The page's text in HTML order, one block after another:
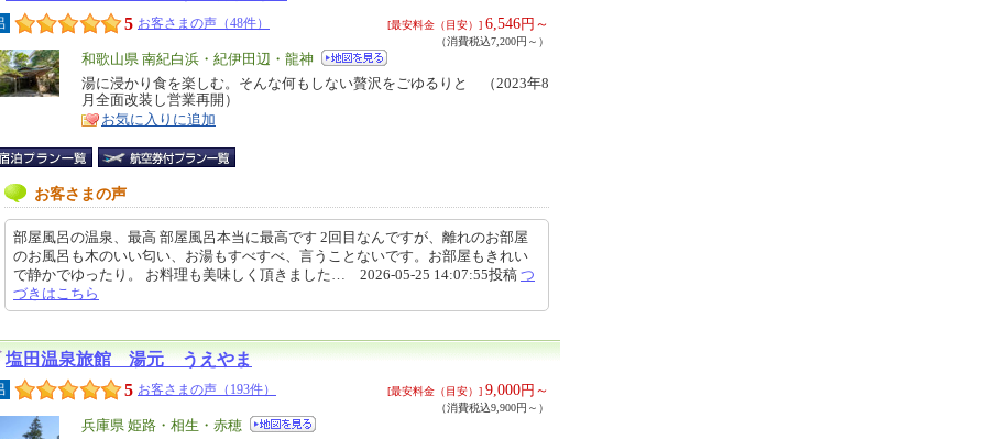
5 お客さまの声（48件） [最安料金（目安）] 6,546円～
（消費税込7,200円～）
エ
リ
ア
和歌山県 南紀白浜・紀伊田辺・龍神
特
徴
湯に浸かり食を楽しむ。そんな何もしない贅沢をごゆるりと （2023年8
月全面改装し営業再開）
お気に入りに追加
お客さまの声
部屋風呂の温泉、最高 部屋風呂本当に最高です 2回目なんですが、離れのお部屋
のお風呂も木のいい匂い、お湯もすべすべ、言うことないです。お部屋もきれい
で静かでゆったり。 お料理も美味しく頂きました… 2026-05-25 14:07:55投稿 つ
づきはこちら
塩田温泉旅館 湯元 うえやま
5 お客さまの声（193件） [最安料金（目安）] 9,000円～
（消費税込9,900円～）
エ
兵庫県 姫路・相生・赤穂